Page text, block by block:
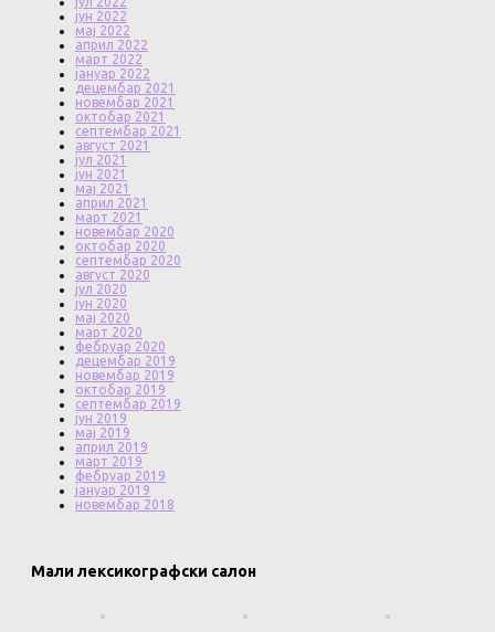
јун 2022
мај 2022
април 2022
март 2022
јануар 2022
децембар 2021
новембар 2021
октобар 2021
септембар 2021
август 2021
јул 2021
јун 2021
мај 2021
април 2021
март 2021
новембар 2020
октобар 2020
септембар 2020
август 2020
јул 2020
јун 2020
мај 2020
март 2020
фебруар 2020
децембар 2019
новембар 2019
октобар 2019
септембар 2019
јун 2019
мај 2019
април 2019
март 2019
фебруар 2019
јануар 2019
новембар 2018
Мали лексикографски салон